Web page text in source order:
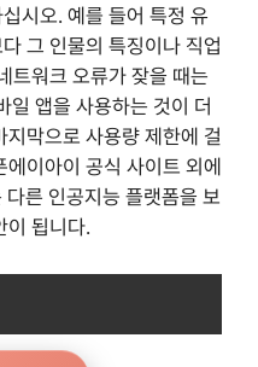
시오. 예를 들어 특정 유
그 인물의 특징이나 직업
트워크 오류가 잦을 때는
일 앱을 사용하는 것이 더
막으로 사용량 제한에 걸
이아이 공식 사이트 외에
른 인공지능 플랫폼을 보
이 됩니다.